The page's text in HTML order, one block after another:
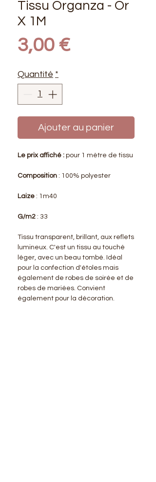
Tissu Organza - Or
X 1M
3,00 €Prix
Quantité *
Ajouter au panier
Le prix affiché : pour 1 mètre de tissu
Composition : 100% polyester
Laize : 1m40
G/m2 : 33
Tissu transparent, brillant, aux reflets
lumineux. C'est un tissu au touché
léger, avec un beau tombé. Idéal
pour la confection d'étoles mais
également de robes de soirée et de
robes de mariées. Convient
également pour la décoration.